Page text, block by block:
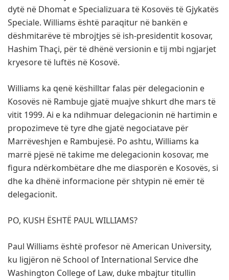
dytë në Dhomat e Specializuara të Kosovës të Gjykatës
Speciale. Williams është paraqitur në bankën e
dëshmitarëve të mbrojtjes së ish-presidentit kosovar,
Hashim Thaçi, për të dhënë versionin e tij mbi ngjarjet
kryesore të luftës në Kosovë.
Williams ka qenë këshilltar falas për delegacionin e
Kosovës në Rambuje gjatë muajve shkurt dhe mars të
vitit 1999. Ai e ka ndihmuar delegacionin në hartimin e
propozimeve të tyre dhe gjatë negociatave për
Marrëveshjen e Rambujesë. Po ashtu, Williams ka
marrë pjesë në takime me delegacionin kosovar, me
figura ndërkombëtare dhe me diasporën e Kosovës, si
dhe ka dhënë informacione për shtypin në emër të
delegacionit.
PO, KUSH ËSHTË PAUL WILLIAMS?
Paul Williams është profesor në American University,
ku ligjëron në School of International Service dhe
Washington College of Law, duke mbajtur titullin